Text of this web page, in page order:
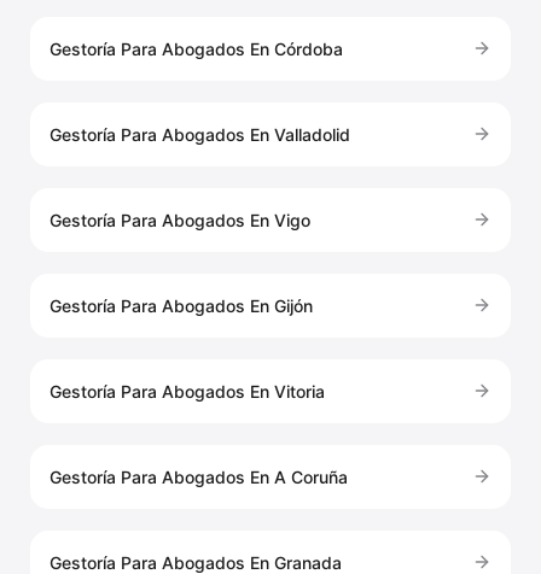
Gestoría Para Abogados En Córdoba
Gestoría Para Abogados En Valladolid
Gestoría Para Abogados En Vigo
Gestoría Para Abogados En Gijón
Gestoría Para Abogados En Vitoria
Gestoría Para Abogados En A Coruña
Gestoría Para Abogados En Granada